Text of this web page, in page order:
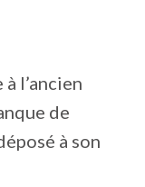
l’ancien
de
à son